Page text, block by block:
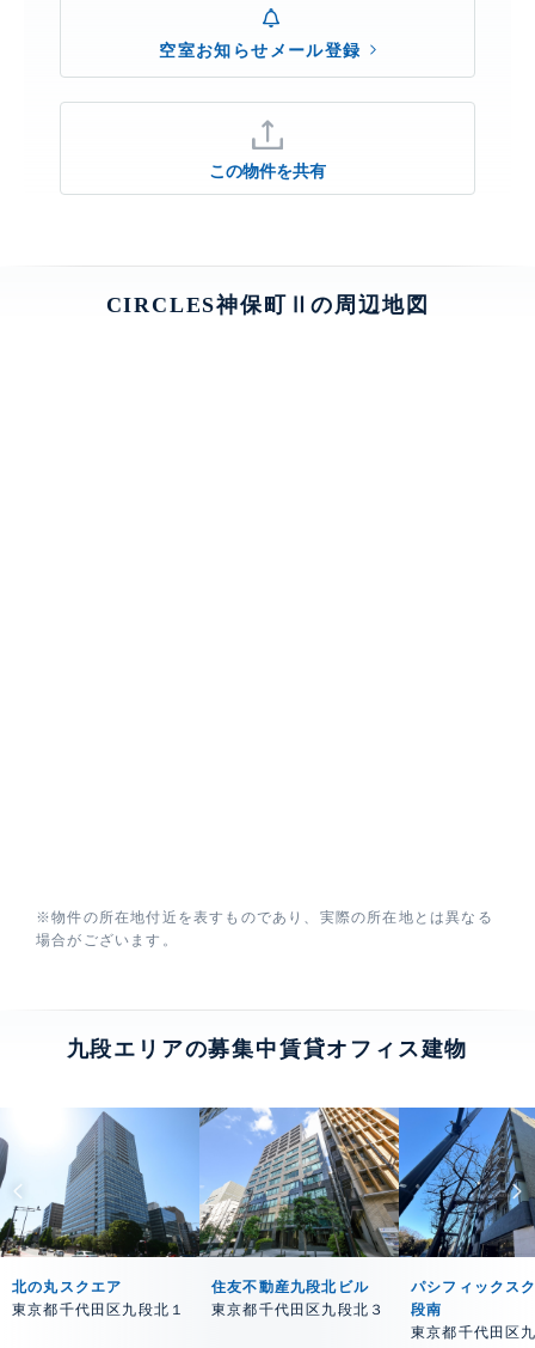
空室お知らせメール登録
この物件を共有
CIRCLES神保町Ⅱの周辺地図
※物件の所在地付近を表すものであり、実際の所在地とは異なる
場合がございます。
九段エリアの募集中賃貸オフィス建物
北の丸スクエア
東京都千代田区九段北１
住友不動産九段北ビル
東京都千代田区九段北３
パシフィックス
段南
東京都千代田区